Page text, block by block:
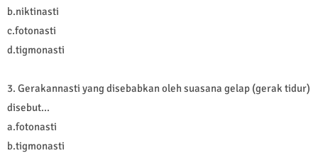
b.niktinasti
c.fotonasti
d.tigmonasti
3. Gerakannasti yang disebabkan oleh suasana gelap (gerak tidur)
disebut...
a.fotonasti
b.tigmonasti